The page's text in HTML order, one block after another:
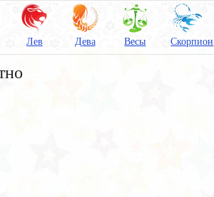
Лев Дева Весы Скорпион